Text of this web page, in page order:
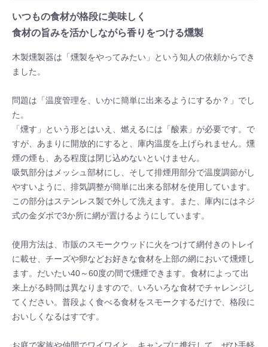
いつもの食材が格段に美味しく
食材の旨みを活かしながら香りをつける燻製
木製燻製器は「燻製をやってみたい」という知人の依頼からでき
ました。
問題は「温度管理を、いかに簡単に出来るようにするか？」でし
た。
「燻す」という形とはいえ、燃えるには「酸素」が必要です。で
すが、あまりに開放的にすると、庫内温度を上げられません。燻
煙の煙も、ある程度は閉じ込めないといけません。
吸気部分はメッシュ部材にし、そして排煙用部分で温度調節がし
やすいように、排気調整が簡単に出来る部材を使用しています。
この部分はステンレス製で外して洗えます。また、庫内にはネジ
式の金ダボで3か所に網が置けるようにしています。
使用方法は、市販のスモークウッドに火をつけて網付きのトレイ
に載せ、チーズや卵などお好きな食材を上部の網において燻煙し
ます。だいたい40～60度の間で燻煙できます。食材によって出
来上がる時間は異なりますので、いろいろな食材でチャレンジし
てください。普段よく食べる食材をスモークするだけで、格段に
おいしくなるはすです。
お庭で家族や仲間でワイワイと、キャンプに携行して、ぜひ手軽